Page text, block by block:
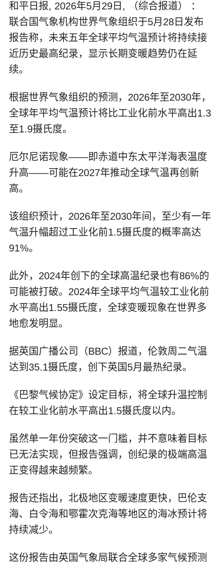
和平日报, 2026年5月29日, （综合报道） ：
联合国气象机构世界气象组织于5月28日发布
报告称，未来五年全球平均气温预计将持续接
近历史最高纪录，显示长期变暖趋势仍在延
续。
根据世界气象组织的预测，2026年至2030年，
全球年平均气温预计将比工业化前水平高出1.3
至1.9摄氏度。
厄尔尼诺现象——即赤道中东太平洋海表温度
升高——可能在2027年推动全球气温再创新
高。
该组织预计，2026年至2030年间，至少有一年
气温升幅超过工业化前1.5摄氏度的概率高达
91%。
此外，2024年创下的全球高温纪录也有86%的
可能被打破。2024年全球平均气温较工业化前
水平高出1.55摄氏度，全球变暖现象在世界多
地愈发明显。
据英国广播公司（BBC）报道，伦敦周二气温
达到35.1摄氏度，创下英国5月最热纪录。
《巴黎气候协定》设定目标，将全球升温控制
在较工业化前水平高出1.5摄氏度以内。
虽然单一年份突破这一门槛，并不意味着目标
已无法实现，但报告强调，创纪录的极端高温
正变得越来越频繁。
报告还指出，北极地区变暖速度更快，巴伦支
海、白令海和鄂霍次克海等地区的海冰预计将
持续减少。
这份报告由英国气象局联合全球多家气候预测